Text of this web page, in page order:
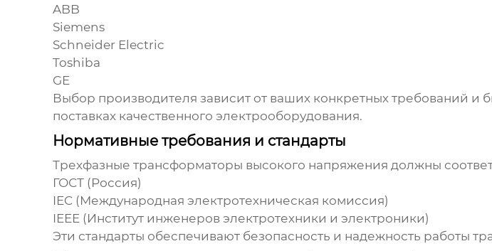
ABB
Siemens
Schneider Electric
Toshiba
GE
Выбор производителя зависит от ваших конкретных требований и
поставках качественного электрооборудования.
Нормативные требования и стандарты
Трехфазные трансформаторы высокого напряжения должны
ГОСТ (Россия)
IEC (Международная электротехническая комиссия)
IEEE (Институт инженеров электротехники и электроники)
Эти стандарты обеспечивают безопасность и надежность работы